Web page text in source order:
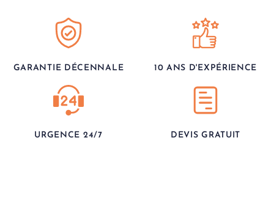
GARANTIE DÉCENNALE 10 ANS D'EXPÉRIENCE
URGENCE 24/7 DEVIS GRATUIT